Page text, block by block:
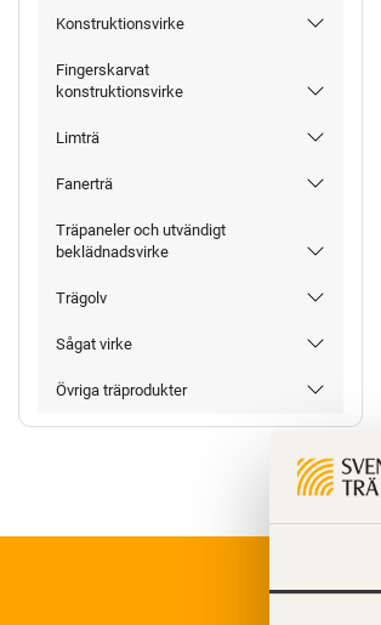
Konstruktionsvirke
Fingerskarvat
konstruktionsvirke
Limträ
Fanerträ
Träpaneler och utvändigt
beklädnadsvirke
Trägolv
Sågat virke
Övriga träprodukter